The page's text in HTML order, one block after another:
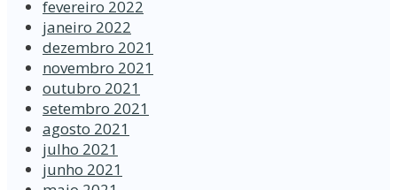
fevereiro 2022
janeiro 2022
dezembro 2021
novembro 2021
outubro 2021
setembro 2021
agosto 2021
julho 2021
junho 2021